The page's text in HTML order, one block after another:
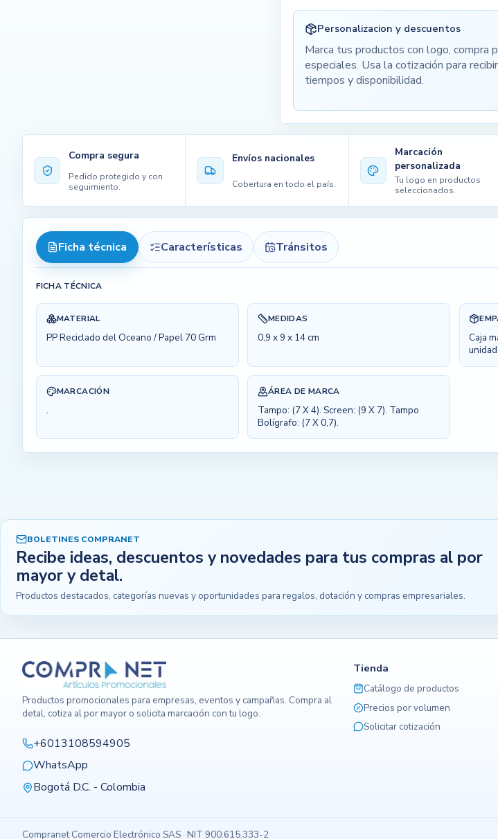
Personalizacion y descuentos
Marca tus productos con logo, compra
especiales. Usa la cotización para
tiempos y disponibilidad.
Compra segura
Pedido protegido y con
seguimiento.
Envíos nacionales
Cobertura en todo el país.
Marcación
personalizada
Tu logo en productos
seleccionados.
Ficha técnica Características Tránsitos
FICHA TÉCNICA
MATERIAL
PP Reciclado del Oceano / Papel 70 Grm
MEDIDAS
0,9 x 9 x 14 cm
Caja
MARCACIÓN
.
ÁREA DE MARCA
Tampo: (7 X 4). Screen: (9 X 7). Tampo
Bolígrafo: (7 X 0,7).
BOLETINES COMPRANET
Recibe ideas, descuentos y novedades para tus compras al por
mayor y detal.
Productos destacados, categorías nuevas y oportunidades para regalos, dotación y compras empresariales.
Productos promocionales para empresas, eventos y campañas. Compra al
detal, cotiza al por mayor o solicita marcación con tu logo.
+6013108594905
WhatsApp
Bogotá D.C. - Colombia
Tienda
Catálogo de productos
Precios por volumen
Solicitar cotización
Compranet Comercio Electrónico SAS · NIT 900.615.333-2